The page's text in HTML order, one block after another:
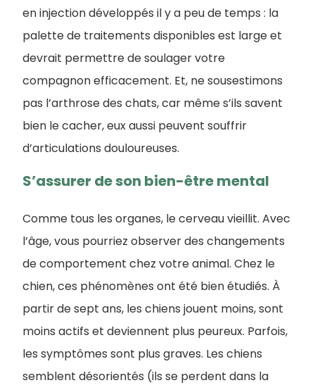
en injection développés il y a peu de temps : la
palette de traitements disponibles est large et
devrait permettre de soulager votre
compagnon efficacement. Et, ne sousestimons
pas l’arthrose des chats, car même s’ils savent
bien le cacher, eux aussi peuvent souffrir
d’articulations douloureuses.
S’assurer de son bien-être mental
Comme tous les organes, le cerveau vieillit. Avec
l’âge, vous pourriez observer des changements
de comportement chez votre animal. Chez le
chien, ces phénomènes ont été bien étudiés. À
partir de sept ans, les chiens jouent moins, sont
moins actifs et deviennent plus peureux. Parfois,
les symptômes sont plus graves. Les chiens
semblent désorientés (ils se perdent dans la